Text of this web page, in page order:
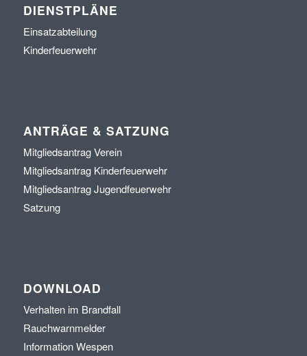
DIENSTPLÄNE
Einsatzabteilung
Kinderfeuerwehr
ANTRÄGE & SATZUNG
Mitgliedsantrag Verein
Mitgliedsantrag Kinderfeuerwehr
Mitgliedsantrag Jugendfeuerwehr
Satzung
DOWNLOAD
Verhalten im Brandfall
Rauchwarnmelder
Information Wespen